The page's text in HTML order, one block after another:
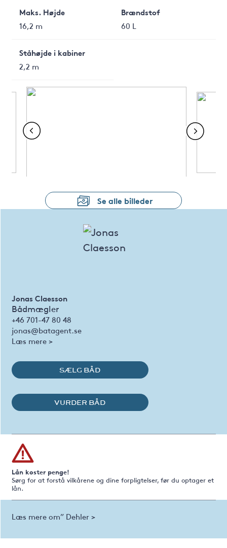
Maks. Højde
16,2 m
Brændstof
60 L
Ståhøjde i kabiner
2,2 m
Se alle billeder
Jonas Claesson
Bådmægler
+46 701-47 80 48
jonas@batagent.se
Læs mere >
SÆLG BÅD
VURDER BÅD
Lån koster penge!
Sørg for at forstå vilkårene og dine forpligtelser, før du optager et
lån.
Læs mere om” Dehler >